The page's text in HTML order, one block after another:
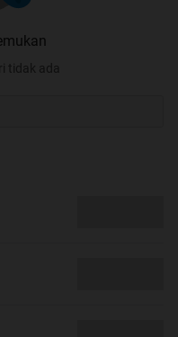
tidak ada